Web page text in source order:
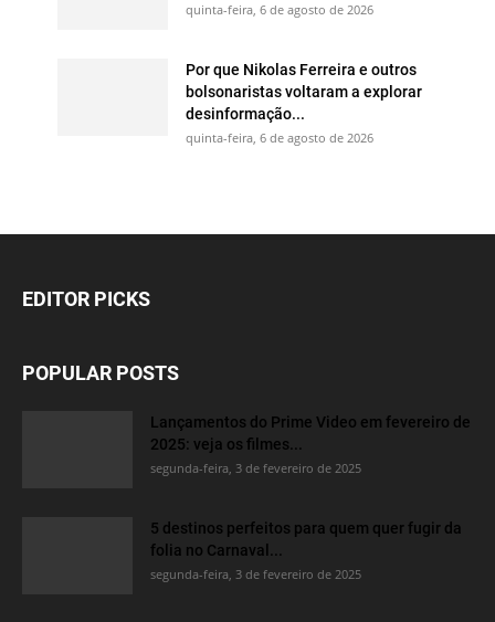
quinta-feira, 6 de agosto de 2026
Por que Nikolas Ferreira e outros
bolsonaristas voltaram a explorar
desinformação...
quinta-feira, 6 de agosto de 2026
EDITOR PICKS
POPULAR POSTS
Lançamentos do Prime Video em fevereiro de
2025: veja os filmes...
segunda-feira, 3 de fevereiro de 2025
5 destinos perfeitos para quem quer fugir da
folia no Carnaval...
segunda-feira, 3 de fevereiro de 2025